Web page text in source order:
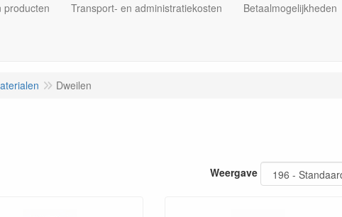
producten Transport- en administratiekosten Betaalmogelijkheden
Dweilen
Weergave